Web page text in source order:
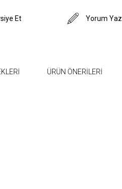
Et Yorum Yaz
ÜRÜN ÖNERILERI